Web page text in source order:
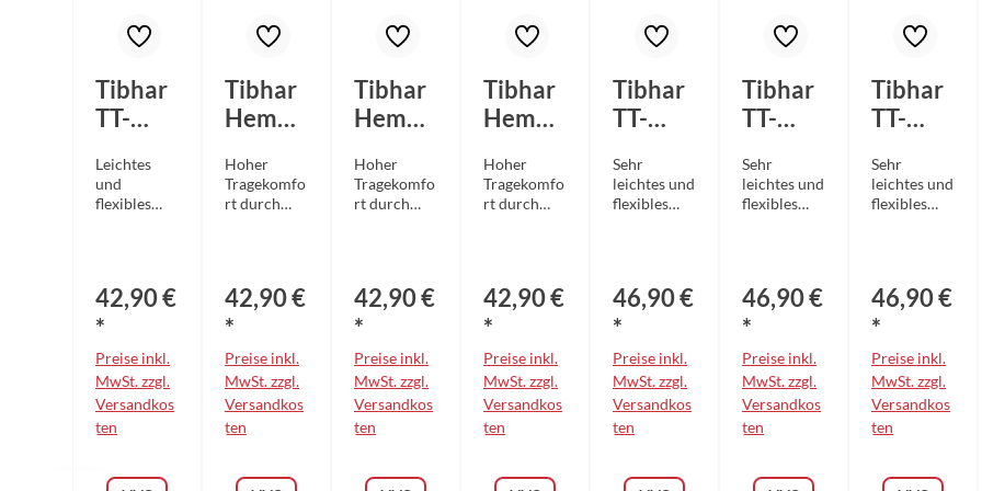
Tibhar
TT-
Corner
marine
Leichtes
und
flexibles
s
Tragegefühl
nter Schnitt
ohne
Einengung
Eingearbeit
etes
orptionsban
42,90 €
*
Preise inkl.
MwSt. zzgl.
Versandkos
ten
Tibhar
Hemd
violett/
türkis
Hoher
Tragekomfo
rt durch
Lockerer
Schnitt
maximale
Bewegungsf
reiheit
Eingearbeit
etes
orptionsban
42,90 €
*
Preise inkl.
MwSt. zzgl.
Versandkos
ten
Tibhar
Hemd
schwar
z/pink/
Hoher
Tragekomfo
rt durch
Lockerer
Schnitt
maximale
Bewegungsf
reiheit
Eingearbeit
etes
orptionsban
42,90 €
*
Preise inkl.
MwSt. zzgl.
Versandkos
ten
Tibhar
Hemd
marine
/grün
Hoher
Tragekomfo
rt durch
Lockerer
Schnitt
maximale
Bewegungsf
reiheit
Eingearbeit
etes
orptionsban
42,90 €
*
Preise inkl.
MwSt. zzgl.
Versandkos
ten
Tibhar
TT-
Lebrun
L2
Sehr
leichtes und
flexibles
Tragekomfo
rt
und
leuchtendes
Design
entwickelt
in naher
rbeit mit
46,90 €
*
Preise inkl.
MwSt. zzgl.
Versandkos
ten
Tibhar
TT-
Lebrun
L2
z/rot
Sehr
leichtes und
flexibles
Tragekomfo
rt
und
leuchtendes
Design
entwickelt
in naher
rbeit mit
46,90 €
*
Preise inkl.
MwSt. zzgl.
Versandkos
ten
Tibhar
TT-
Lebrun
L2
Sehr
leichtes und
flexibles
Tragekomfo
rt
und
leuchtendes
Design
entwickelt
in naher
rbeit mit
46,90 €
*
Preise inkl.
MwSt. zzgl.
Versandkos
ten